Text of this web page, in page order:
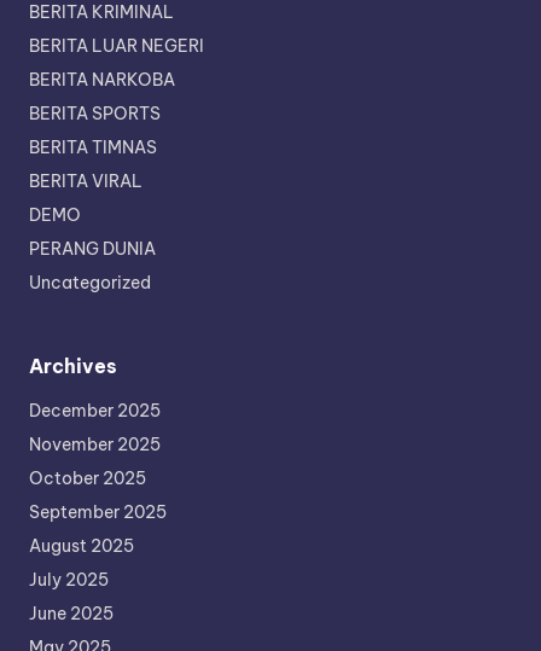
BERITA KRIMINAL
BERITA LUAR NEGERI
BERITA NARKOBA
BERITA SPORTS
BERITA TIMNAS
BERITA VIRAL
DEMO
PERANG DUNIA
Uncategorized
Archives
December 2025
November 2025
October 2025
September 2025
August 2025
July 2025
June 2025